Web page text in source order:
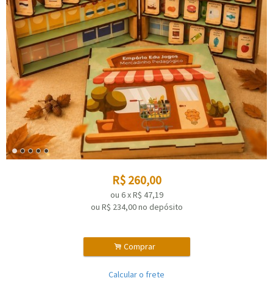
R$ 260,00
ou 6xR$ 47,19
ou R$ 234,00no depósito
. Comprar
Calcular o frete